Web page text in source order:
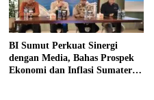
BI Sumut Perkuat Sinergi
dengan Media, Bahas Prospek
Ekonomi dan Inflasi Sumatera